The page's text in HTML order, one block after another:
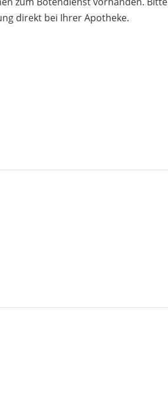
direkt bei Ihrer Apotheke.